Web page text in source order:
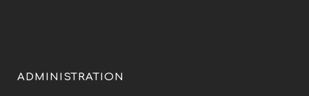
ADMINISTRATION